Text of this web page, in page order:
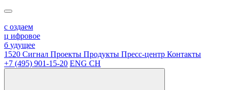
с оздаем
ц ифровое
б удущее
1520 Сигнал Проекты Продукты Пресс-центр Контакты
+7 (495) 901-15-20 ENG CH